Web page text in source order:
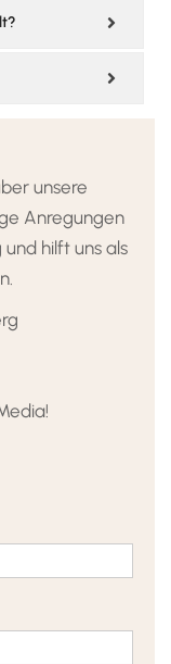
unsere
Anregungen
hilft uns als